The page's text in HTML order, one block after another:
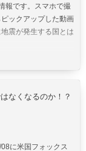
報です。スマホで撮
ックアップした動画
震が発生する国とは
なくなるのか！？
に米国フォックス